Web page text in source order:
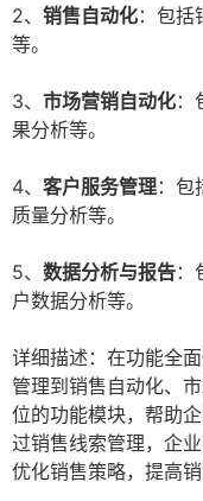
2、 销售自动化：包括
等。
3、 市场营销自动化：
果分析等。
4、 客户服务管理：包
质量分析等。
5、 数据分析与报告：
户数据分析等。
详细描述：在功能全
管理到销售自动化、
位的功能模块，帮助
过销售线索管理，企
优化销售策略，提高销